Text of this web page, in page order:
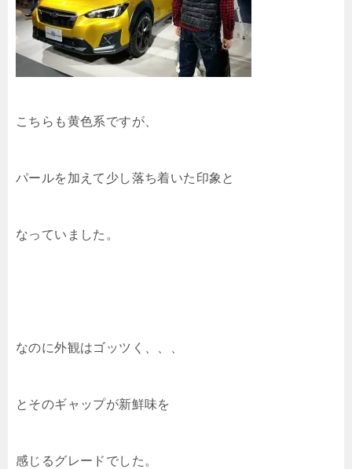
こちらも黄色系ですが、
パールを加えて少し落ち着いた印象と
なっていました。
なのに外観はゴッツく、、、
とそのギャップが新鮮味を
感じるグレードでした。